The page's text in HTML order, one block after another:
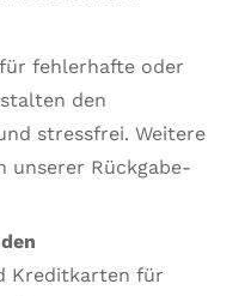
fehlerhafte oder
den
stressfrei. Weitere
unserer Rückgabe-
Kreditkarten für